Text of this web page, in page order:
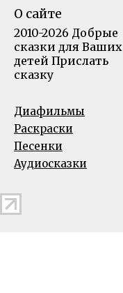
О сайте
2010-2026 Добрые
сказки для Ваших
детей Прислать
сказку
Диафильмы
Раскраски
Песенки
Аудиосказки